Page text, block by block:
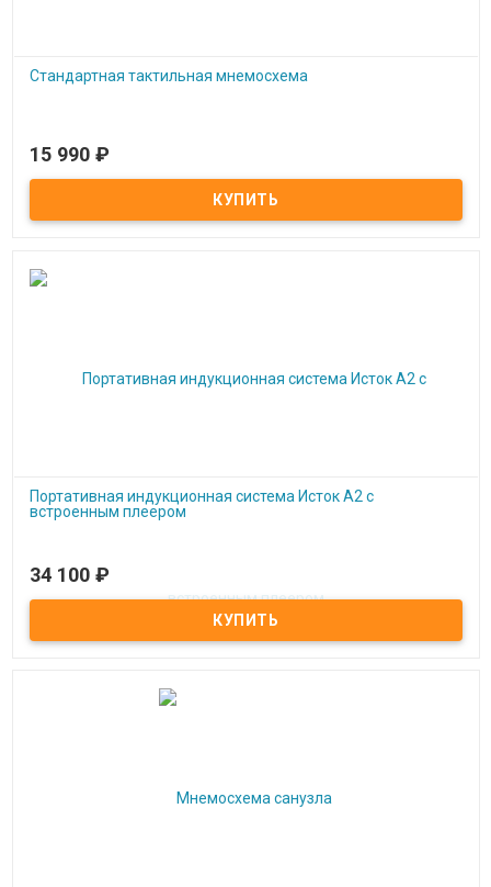
Стандартная тактильная мнемосхема
Под заказ
Стандартная тактильная мнемосхема
15 990 ₽
Портативная индукционная система Исток А2 с
встроенным плеером
Под заказ
Портативная индукционная система Исток А2 с встроенным
34 100 ₽